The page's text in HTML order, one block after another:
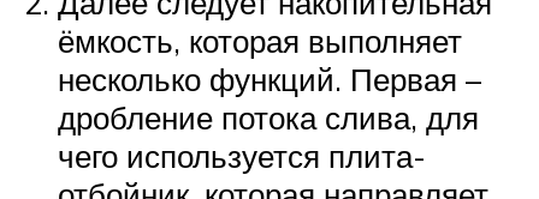
ёмкость, которая выполняет
несколько функций. Первая –
дробление потока слива, для
чего используется плита-